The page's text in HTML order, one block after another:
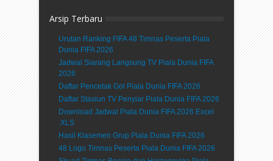
Arsip Terbaru
Urutan Ranking FIFA 48 Timnas Peserta Piala
Dunia FIFA 2026
Jadwal Siarang Langsung TV Piala Dunia FIFA
2026
Daftar Pencetak Gol Piala Dunia FIFA 2026
Daftar Stasiun TV Penyiar Piala Dunia FIFA 2026
Download Jadwal Piala Dunia FIFA 2026 Excel
.XLS
Hasil Klasemen Grup Piala Dunia FIFA 2026
48 Logo Timnas Peserta Piala Dunia FIFA 2026